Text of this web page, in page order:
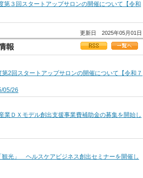
第３回スタートアップサロンの開催について【令和
更新日 2025年05月01日
2回スタートアップサロンの開催について【令和７
05/26
業ＤＸモデル創出支援事業費補助金の募集を開始し
観光」 ヘルスケアビジネス創出セミナーを開催し